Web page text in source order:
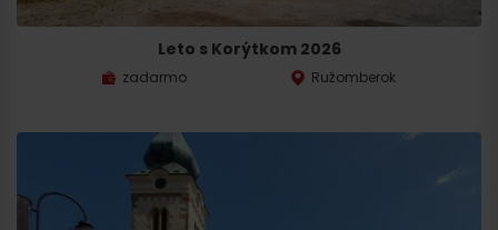
Leto s Korýtkom 2026
zadarmo Ružomberok